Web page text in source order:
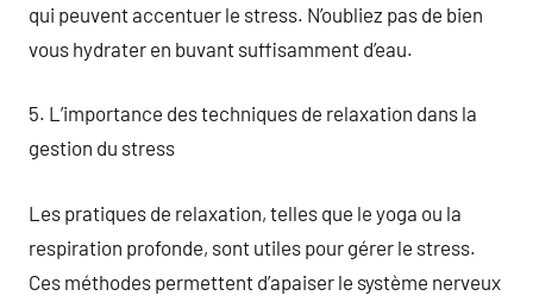
qui peuvent accentuer le stress. N’oubliez pas de bien
vous hydrater en buvant suffisamment d’eau.
5. L’importance des techniques de relaxation dans la
gestion du stress
Les pratiques de relaxation, telles que le yoga ou la
respiration profonde, sont utiles pour gérer le stress.
Ces méthodes permettent d’apaiser le système nerveux